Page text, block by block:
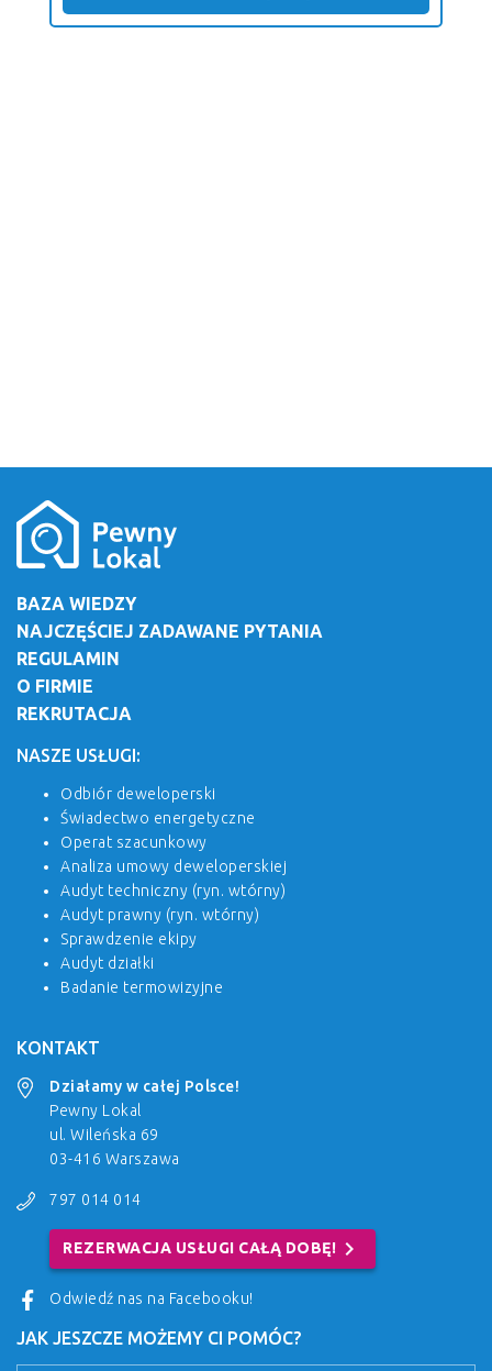
BAZA WIEDZY
NAJCZĘŚCIEJ ZADAWANE PYTANIA
REGULAMIN
O FIRMIE
REKRUTACJA
NASZE USŁUGI:
Odbiór deweloperski
Świadectwo energetyczne
Operat szacunkowy
Analiza umowy deweloperskiej
Audyt techniczny (ryn. wtórny)
Audyt prawny (ryn. wtórny)
Sprawdzenie ekipy
Audyt działki
Badanie termowizyjne
KONTAKT
Działamy w całej Polsce!
Pewny Lokal
ul. Wileńska 69
03-416 Warszawa
797 014 014
REZERWACJA USŁUGI CAŁĄ DOBĘ! chevron_right
Odwiedź nas na Facebooku!
JAK JESZCZE MOŻEMY CI POMÓC?